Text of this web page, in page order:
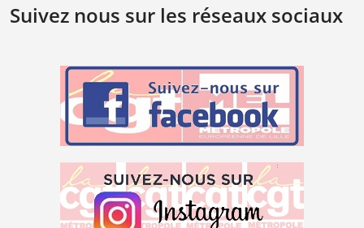
Suivez nous sur les réseaux sociaux